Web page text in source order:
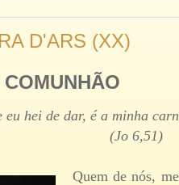
D'ARS (XX)
eu hei de dar, é a minha
(Jo 6,51)
Quem de nós,